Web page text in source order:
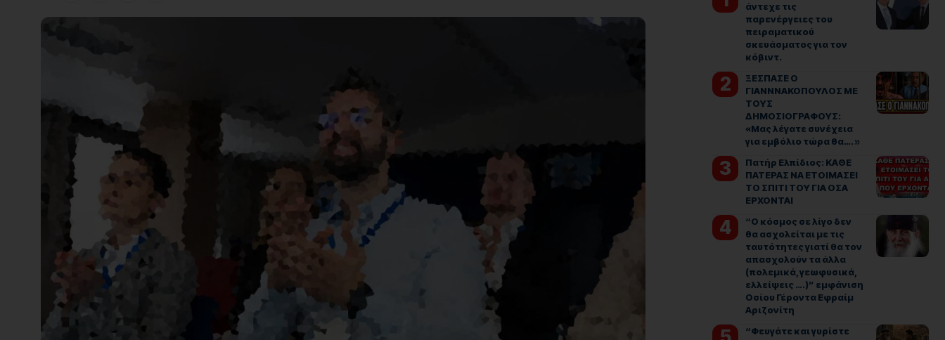
άντεχε τις
παρενέργειες του
πειραματικού
σκευάσματος για τον
κόβιντ.
ΞΕΣΠΑΣΕ Ο
ΓΙΑΝΝΝΑΚΟΠΟΥΛΟΣ ΜΕ
ΤΟΥΣ
ΔΗΜΟΣΙΟΓΡΑΦΟΥΣ:
«Μας λέγατε συνέχεια
για εμβόλιο τώρα θα…. »
Πατήρ Ελπίδιος: ΚΑΘΕ
ΠΑΤΕΡΑΣ ΝΑ ΕΤΟΙΜΑΣΕΙ
ΤΟ ΣΠΙΤΙ ΤΟΥ ΓΙΑ ΟΣΑ
ΕΡΧΟΝΤΑΙ
“Ο κόσμος σε λίγο δεν
θα ασχολείται με τις
ταυτότητες γιατί θα τον
απασχολούν τα άλλα
(πολεμικά, γεωφυσικά,
ελλείψεις ….)” εμφάνιση
Οσίου Γέροντα Εφραίμ
Αριζονίτη
“Φευγάτε και γυρίστε